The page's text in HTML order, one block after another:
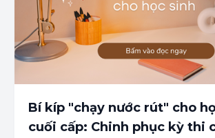
Bí kíp "chạy nước rút" cho
cuối cấp: Chinh phục kỳ thi